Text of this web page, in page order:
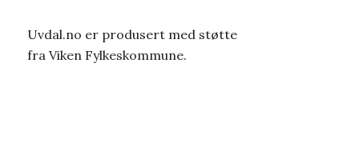
Uvdal.no er produsert med støtte
fra Viken Fylkeskommune.